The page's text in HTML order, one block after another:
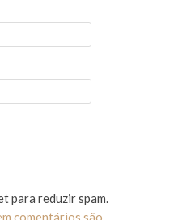
para reduzir spam.
comentários são